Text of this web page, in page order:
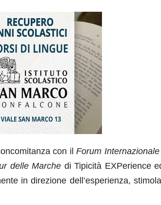
con ilForum
delle Marche di Tipicità EXPerience
in direzione dell’esperienza,